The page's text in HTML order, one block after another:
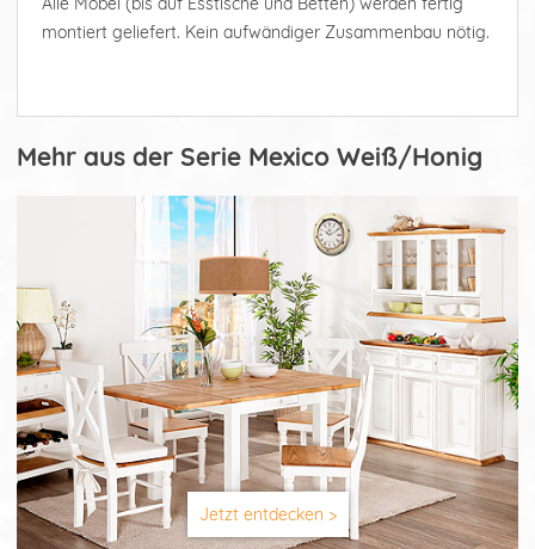
montiert geliefert. Kein aufwändiger Zusammenbau nötig.
Mehr aus der Serie Mexico Weiß/Honig
Jetzt entdecken >